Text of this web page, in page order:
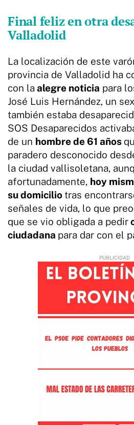
Final feliz en otra
Valladolid
La localización de este
provincia de Valladolid ha
con la alegre noticia para
José Luis Hernández, un
también estaba
SOS Desaparecidos
de un hombre de 61 años
paradero desconocido
la ciudad vallisoletana,
afortunadamente, hoy
su domicilio tras
señales de vida, lo que
que se vio obligada a pedir
ciudadana para dar con el